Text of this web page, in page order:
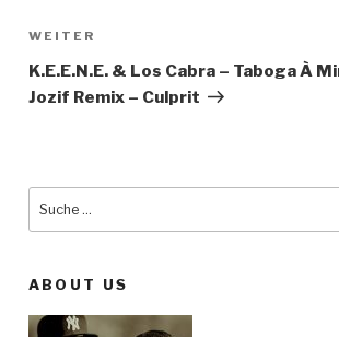
Nächster
WEITER
K.E.E.N.E. & Los Cabra – Taboga À
Jozif Remix – Culprit
ABOUT US